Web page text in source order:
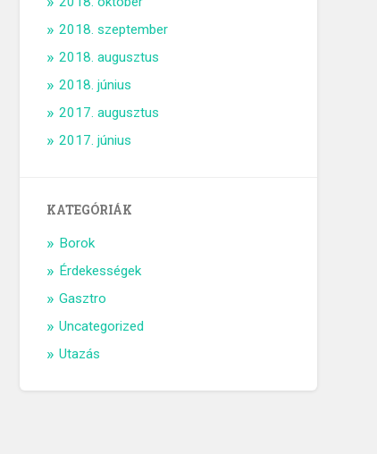
2018. szeptember
2018. augusztus
2018. június
2017. augusztus
2017. június
KATEGÓRIÁK
Borok
Érdekességek
Gasztro
Uncategorized
Utazás